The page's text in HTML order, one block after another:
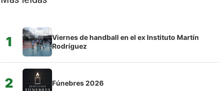
1
Viernes de handball en el ex Instituto Martín
Rodríguez
2 Fúnebres 2026